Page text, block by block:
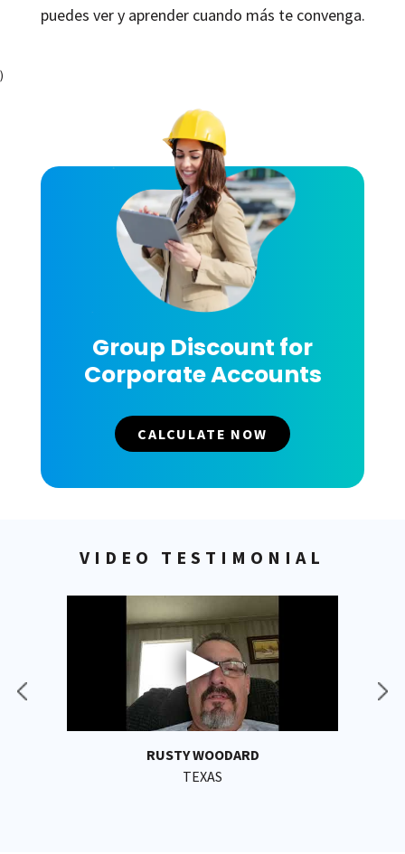
puedes ver y aprender cuando más te convenga.
)
Group Discount for
Corporate Accounts
CALCULATE NOW
VIDEO TESTIMONIAL
RUSTY WOODARD
TEXAS